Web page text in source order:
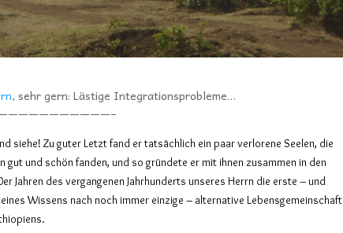
, sehr gern: Lästige Integrationsprobleme…
siehe! Zu guter Letzt fand er tatsächlich ein paar verlorene Seelen, die
gut und schön fanden, und so gründete er mit ihnen zusammen in den
Jahren des vergangenen Jahrhunderts unseres Herrn die erste – und
Wissens nach noch immer einzige – alternative Lebensgemeinschaft